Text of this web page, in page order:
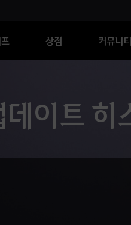
상점 커뮤니티
데이트 히